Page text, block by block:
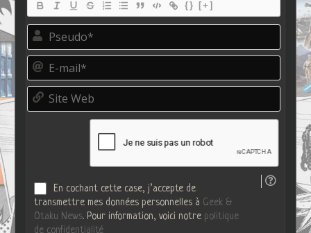
{} [+]
P
e
d
o
E
m
i
S
t
En cochant cette case, j’accepte de
transmettre mes données personnelles à Geek &
Otaku News. Pour information, voici notre politique
de confidentialité